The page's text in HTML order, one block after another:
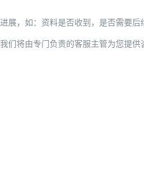
展，如：资料是否收到，是否需要
将由专门负责的客服主管为您提